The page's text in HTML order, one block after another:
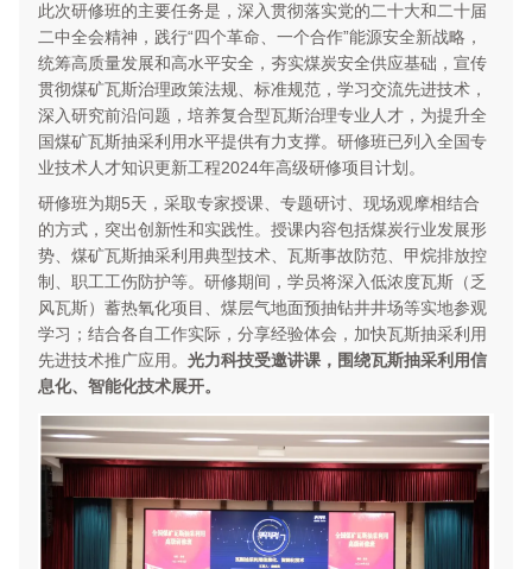
此次研修班的主要任务是，深入贯彻落实党的二十大和二十届
二中全会精神，践行“四个革命、一个合作”能源安全新战略，
统筹高质量发展和高水平安全，夯实煤炭安全供应基础，宣传
贯彻煤矿瓦斯治理政策法规、标准规范，学习交流先进技术，
深入研究前沿问题，培养复合型瓦斯治理专业人才，为提升全
国煤矿瓦斯抽采利用水平提供有力支撑。研修班已列入全国专
业技术人才知识更新工程2024年高级研修项目计划。
研修班为期5天，采取专家授课、专题研讨、现场观摩相结合
的方式，突出创新性和实践性。授课内容包括煤炭行业发展形
势、煤矿瓦斯抽采利用典型技术、瓦斯事故防范、甲烷排放控
制、职工工伤防护等。研修期间，学员将深入低浓度瓦斯（乏
风瓦斯）蓄热氧化项目、煤层气地面预抽钻井井场等实地参观
学习；结合各自工作实际，分享经验体会，加快瓦斯抽采利用
先进技术推广应用。 光力科技受邀讲课，围绕瓦斯抽采利用信
息化、智能化技术展开。